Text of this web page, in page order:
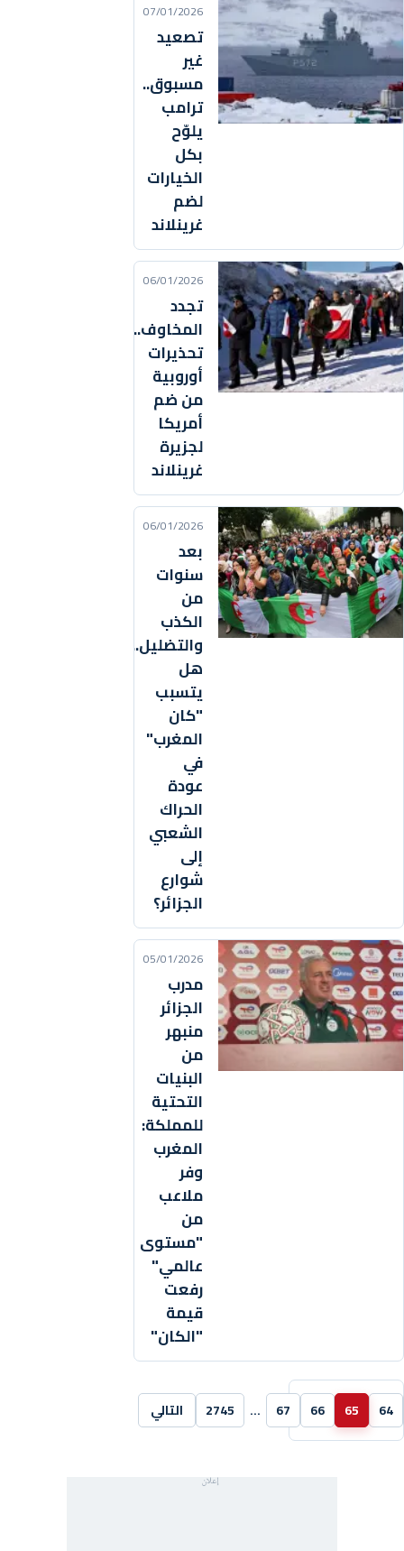
07/01/2026
تصعيد
غير
مسبوق..
ترامب
يلوّح
بكل
الخيارات
لضم
غرينلاند
06/01/2026
تجدد
المخاوف..
تحذيرات
أوروبية
من ضم
أمريكا
لجزيرة
غرينلاند
06/01/2026
بعد
سنوات
من
الكذب
والتضليل..
هل
يتسبب
"كان
المغرب"
في
عودة
الحراك
الشعبي
إلى
شوارع
الجزائر؟
05/01/2026
مدرب
الجزائر
منبهر
من
البنيات
التحتية
للمملكة:
المغرب
وفر
ملاعب
من
"مستوى
عالمي"
رفعت
قيمة
"الكان"
64
65
66
67
…
2745 التالي